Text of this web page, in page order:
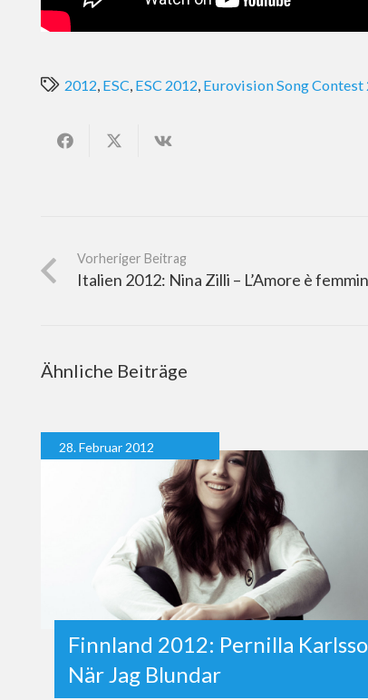
2012, ESC, ESC 2012, Eurovision Song Contest
Vorheriger Beitrag
Italien 2012: Nina Zilli – L’Amore è
Ähnliche Beiträge
28. Februar 2012
Finnland 2012: Pernilla
När Jag Blundar